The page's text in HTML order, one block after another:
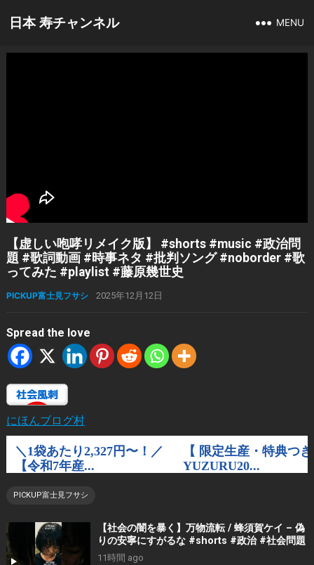
日本 寿チャンネル MENU
【虚しい咆哮リメイク版】 #shorts #music #政治問
題 #歌詞動画 #時事ネタ #批判ソング #noborder #歌
ってみた #playlist #藤原幾世史
PICKUP富士見フサシ 2025年12月12日
Spread the love
にほんブログ村
PICKUP富士見フサシ
【社会の闇を暴く】万物流転 / 蜂須賀ケイ – 偽
りの安寧にすがるな #shorts #政治 #社会問題
11時間 ago